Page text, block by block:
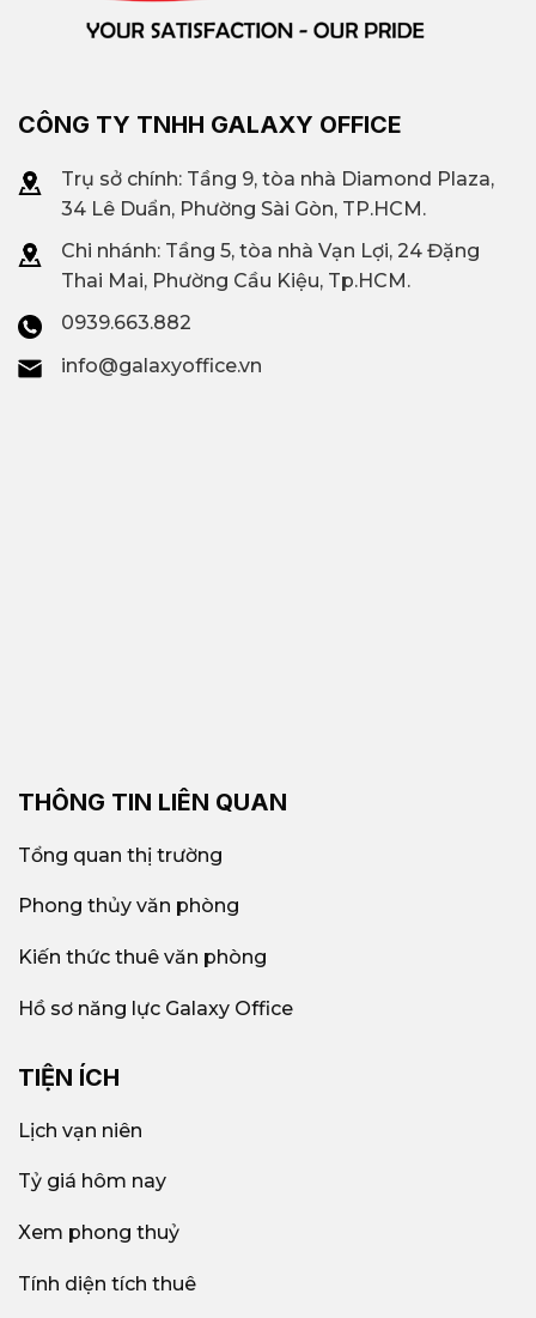
CÔNG TY TNHH GALAXY OFFICE
Trụ sở chính: Tầng 9, tòa nhà Diamond Plaza,
34 Lê Duẩn, Phường Sài Gòn, TP.HCM.
Chi nhánh: Tầng 5, tòa nhà Vạn Lợi, 24 Đặng
Thai Mai, Phường Cầu Kiệu, Tp.HCM.
0939.663.882
info@galaxyoffice.vn
THÔNG TIN LIÊN QUAN
Tổng quan thị trường
Phong thủy văn phòng
Kiến thức thuê văn phòng
Hồ sơ năng lực Galaxy Office
TIỆN ÍCH
Lịch vạn niên
Tỷ giá hôm nay
Xem phong thuỷ
Tính diện tích thuê